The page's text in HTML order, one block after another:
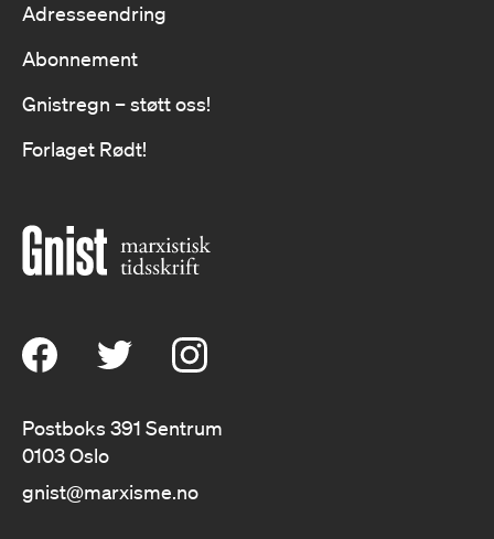
Adresseendring
Abonnement
Gnistregn – støtt oss!
Forlaget Rødt!
Postboks 391 Sentrum
0103 Oslo
gnist@marxisme.no